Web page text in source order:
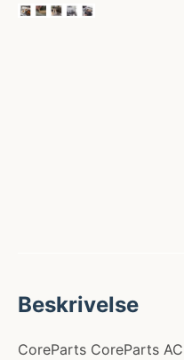
Beskrivelse
CoreParts CoreParts